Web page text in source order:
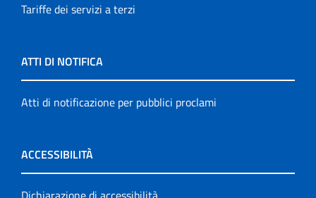
Tariffe dei servizi a terzi
ATTI DI NOTIFICA
Atti di notificazione per pubblici proclami
ACCESSIBILITÀ